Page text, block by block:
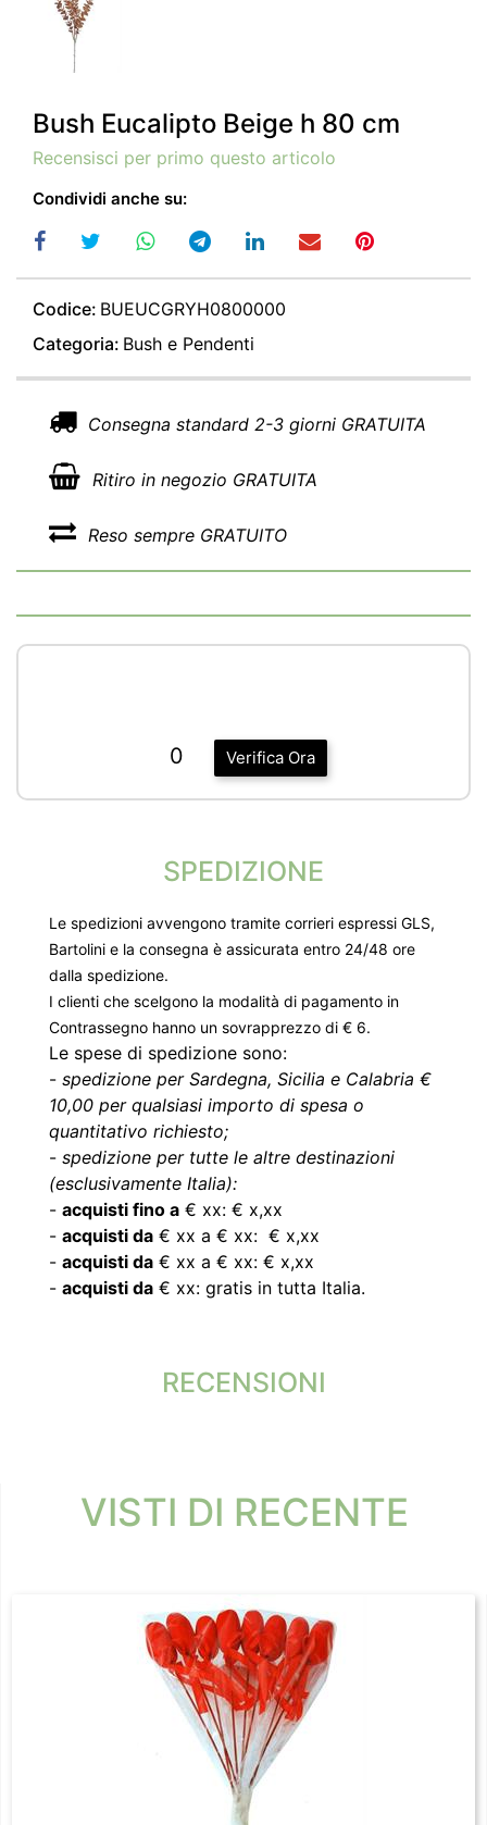
Bush Eucalipto Beige h 80 cm
Recensisci per primo questo articolo
Condividi anche su:
Codice: BUEUCGRYH0800000
Categoria: Bush e Pendenti
Consegna standard 2-3 giorni GRATUITA
Ritiro in negozio GRATUITA
Reso sempre GRATUITO
Verifica Ora
0
SPEDIZIONE
Le spedizioni avvengono tramite corrieri espressi GLS,
Bartolini e la consegna è assicurata entro 24/48 ore
dalla spedizione.
I clienti che scelgono la modalità di pagamento in
Contrassegno hanno un sovrapprezzo di € 6.
Le spese di spedizione sono:
- spedizione per Sardegna, Sicilia e Calabria €
10,00 per qualsiasi importo di spesa o
quantitativo richiesto;
- spedizione per tutte le altre destinazioni
(esclusivamente Italia):
- acquisti fino a € xx: € x,xx
- acquisti da € xx a € xx: € x,xx
- acquisti da € xx a € xx: € x,xx
- acquisti da € xx: gratis in tutta Italia.
RECENSIONI
VISTI DI RECENTE